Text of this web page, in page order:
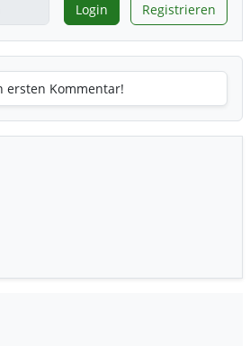
Login Registrieren
ersten Kommentar!